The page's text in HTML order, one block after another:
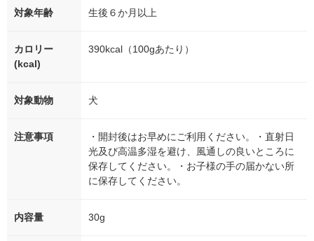
対象年齢 生後６か月以上
カロリー
(kcal)
390kcal（100gあたり）
対象動物 犬
注意事項
・開封後はお早めにご利用ください。・直射日
光及び高温多湿を避け、風通しの良いところに
保存してください。・お子様の手の届かない所
に保存してください。
内容量 30g